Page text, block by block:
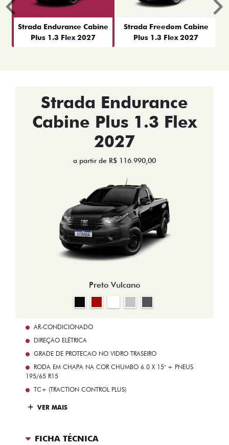
Strada Endurance Cabine
Plus 1.3 Flex 2027
Strada Freedom Cabine
Plus 1.3 Flex 2027
Anterior
Strada Endurance
Cabine Plus 1.3 Flex
2027
a partir de R$ 116.990,00
Preto Vulcano
AR-CONDICIONADO
DIREÇÃO ELÉTRICA
GRADE DE PROTECAO NO VIDRO TRASEIRO
RODA EM CHAPA NA COR CHUMBO 6.0 X 15" + PNEUS
195/65 R15
TC+ (TRACTION CONTROL PLUS)
VER MAIS
FICHA TÉCNICA